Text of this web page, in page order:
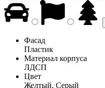
Фасад
Пластик
Материал корпуса
ЛДСП
Цвет
Желтый, Серый